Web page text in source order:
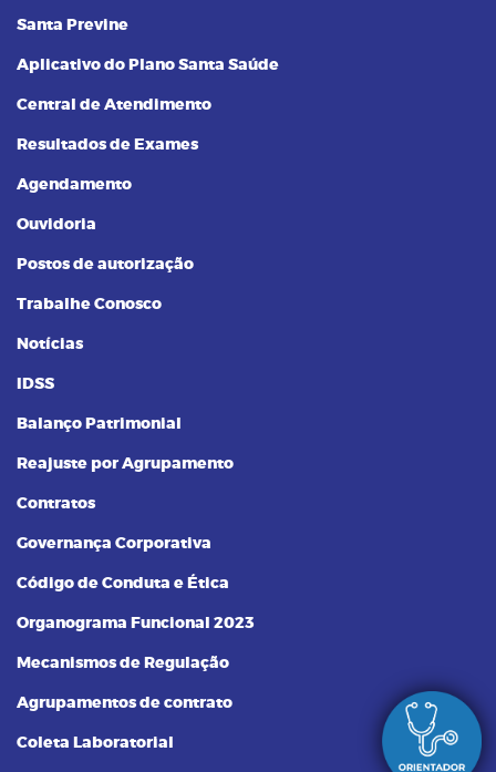
Santa Previne
Aplicativo do Plano Santa Saúde
Central de Atendimento
Resultados de Exames
Agendamento
Ouvidoria
Postos de autorização
Trabalhe Conosco
Notícias
IDSS
Balanço Patrimonial
Reajuste por Agrupamento
Contratos
Governança Corporativa
Código de Conduta e Ética
Organograma Funcional 2023
Mecanismos de Regulação
Agrupamentos de contrato
Coleta Laboratorial